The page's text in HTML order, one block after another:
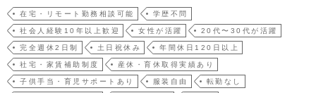
ング起点の直接部門です。【1】CRM施策の企画・実行・メール／LINE／同梱物など
を活用したリピート促進施策の実行・MAツールによる配信設計・シナリオ構築・…
在宅・リモート勤務相談可能 学歴不問
社会人経験10年以上歓迎 女性が活躍 20代〜30代が活躍
完全週休2日制 土日祝休み 年間休日120日以上
社宅・家賃補助制度 産休・育休取得実績あり
子供手当・育児サポートあり 服装自由 転勤なし